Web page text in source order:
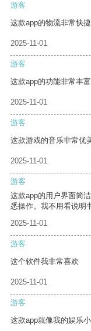
游客
这款app的物流非常快
2025-11-01
游客
这款app的功能非常丰
2025-11-01
游客
这款游戏的音乐非常优
2025-11-01
游客
这款app的用户界面简
悉操作。我不用看说明
2025-11-01
游客
这个软件我非常喜欢
2025-11-01
游客
这款app就像我的娱乐